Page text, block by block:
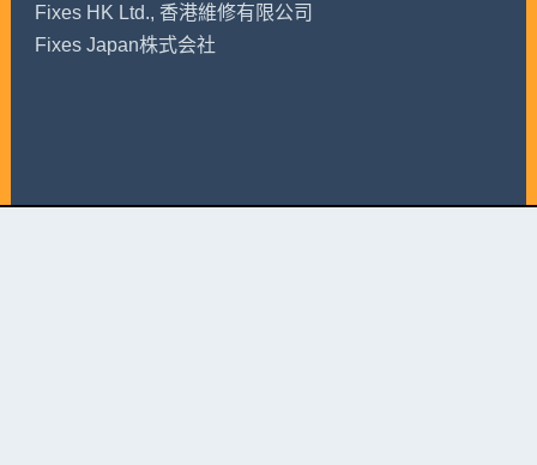
Fixes HK Ltd., 香港維修有限公司
Fixes Japan株式会社